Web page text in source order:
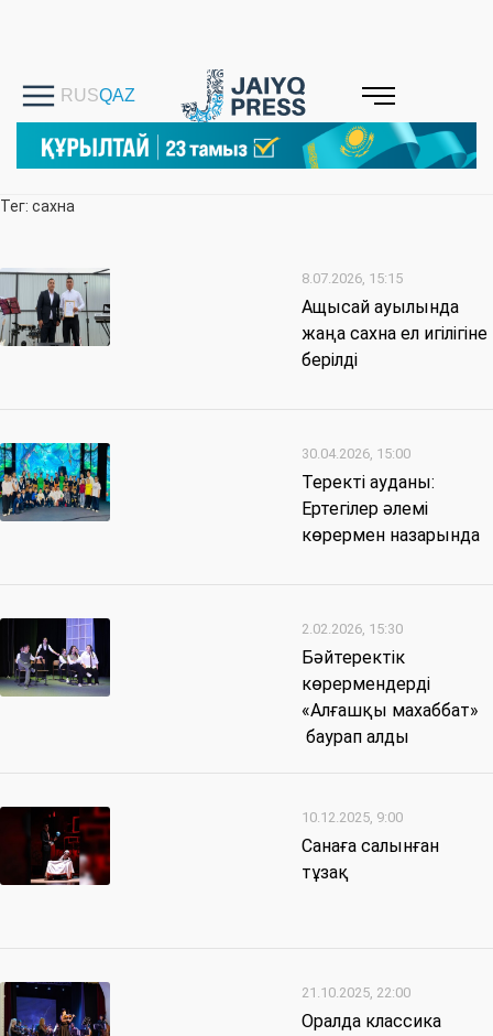
Тег: сахна
8.07.2026, 15:15
Ащысай ауылында
жаңа сахна ел игілігіне
берілді
30.04.2026, 15:00
Теректі ауданы:
Ертегілер әлемі
көрермен назарында
2.02.2026, 15:30
Бәйтеректік
көрермендерді
«Алғашқы махаббат»
баурап алды
10.12.2025, 9:00
Санаға салынған
тұзақ
21.10.2025, 22:00
Оралда классика